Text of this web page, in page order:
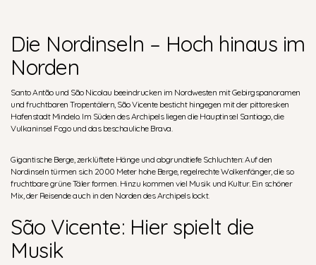
Die Nordinseln – Hoch hinaus im
Norden
Santo Antão und São Nicolau beeindrucken im Nordwesten mit Gebirgspanoramen
und fruchtbaren Tropentälern, São Vicente besticht hingegen mit der pittoresken
Hafenstadt Mindelo. Im Süden des Archipels liegen die Hauptinsel Santiago, die
Vulkaninsel Fogo und das beschauliche Brava.
Gigantische Berge, zerklüftete Hänge und abgrundtiefe Schluchten: Auf den
Nordinseln türmen sich 2000 Meter hohe Berge, regelrechte Wolkenfänger, die so
fruchtbare grüne Täler formen. Hinzu kommen viel Musik und Kultur. Ein schöner
Mix, der Reisende auch in den Norden des Archipels lockt.
São Vicente: Hier spielt die
Musik